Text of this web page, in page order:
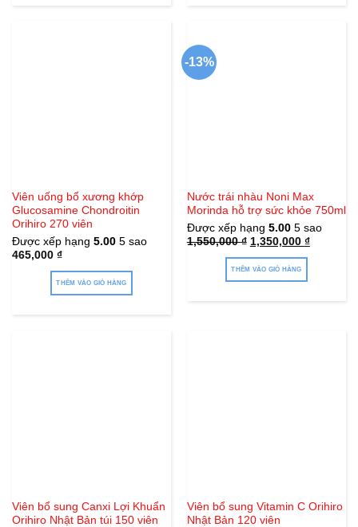
Viên uống bổ xương khớp
Glucosamine Chondroitin
Orihiro 270 viên
Được xếp hạng 5.005 sao
465,000 ₫
THÊM VÀO GIỎ HÀNG
-13%
Nước trái nhàu Noni Max
Morinda hỗ trợ sức khỏe 750ml
Được xếp hạng 5.005 sao
1,550,000₫ Giá
là:
1,550,000 ₫.
1,350,000 ₫Giá
THÊM VÀO GIỎ HÀNG
Viên bổ sung Canxi Lợi Khuẩn
Orihiro Nhật Bản túi 150 viên
Viên bổ sung Vitamin C Orihiro
Nhật Bản 120 viên